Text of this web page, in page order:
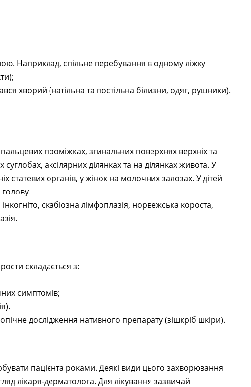
Наприклад, спільне перебування в одному ліжку
хворий (натільна та постільна білизни, одяг, рушники).
проміжках, згинальних поверхнях верхніх та
аксілярних ділянках та на ділянках живота. У
статевих органів, у жінок на молочних залозах. У дітей
скабіозна лімфоплазія, норвежська короста,
складається з:
симптомів;
дослідження нативного препарату (зішкріб шкіри).
пацієнта роками. Деякі види цього захворювання
лікаря-дерматолога. Для лікування зазвичай